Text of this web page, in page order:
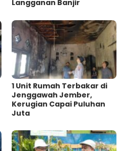
Langganan Banjir
1 Unit Rumah Terbakar di
Jenggawah Jember,
Kerugian Capai Puluhan
Juta